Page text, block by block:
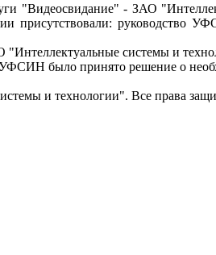
"Видеосвидание" - ЗАО
присутствовали: руководство
"Интеллектуальные системы и
было принято решение о
и технологии". Все права